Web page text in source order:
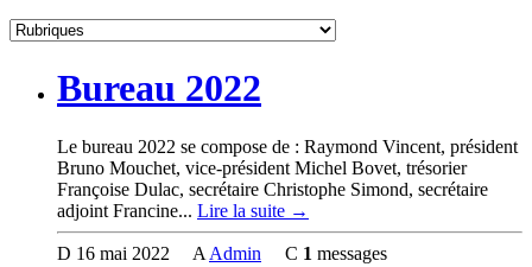
Bureau 2022
Le bureau 2022 se compose de : Raymond Vincent, président
Bruno Mouchet, vice-président Michel Bovet, trésorier
Françoise Dulac, secrétaire Christophe Simond, secrétaire
adjoint Francine... Lire la suite →
D 16 mai 2022 A Admin C 1 messages